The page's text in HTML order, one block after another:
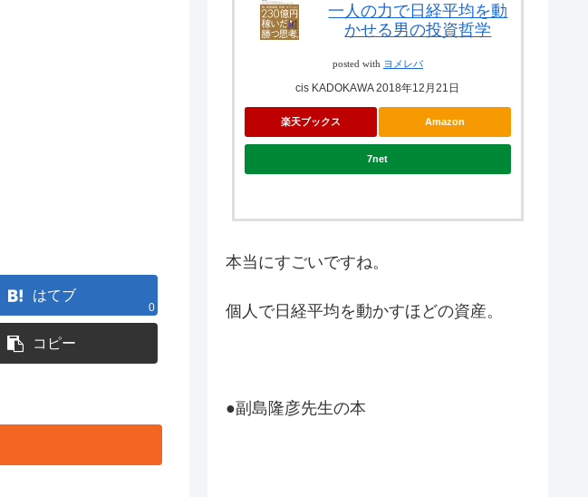
はてブ
0
コピー
一人の力で日経平均を動
かせる男の投資哲学
posted with ヨメレバ
cis KADOKAWA 2018年12月21日
楽天ブックス Amazon
7net
本当にすごいですね。
個人で日経平均を動かすほどの資産。
●副島隆彦先生の本